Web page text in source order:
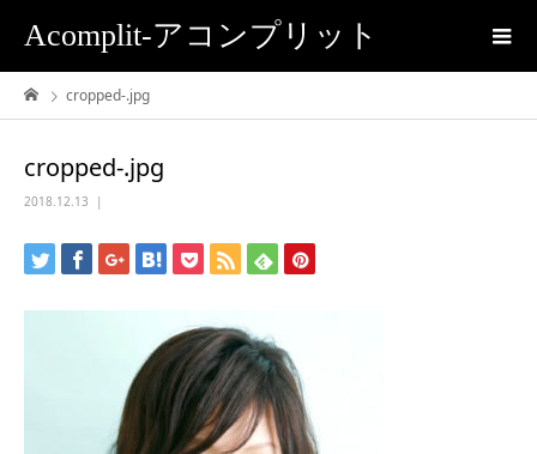
Acomplit-アコンプリット
cropped-.jpg
cropped-.jpg
2018.12.13